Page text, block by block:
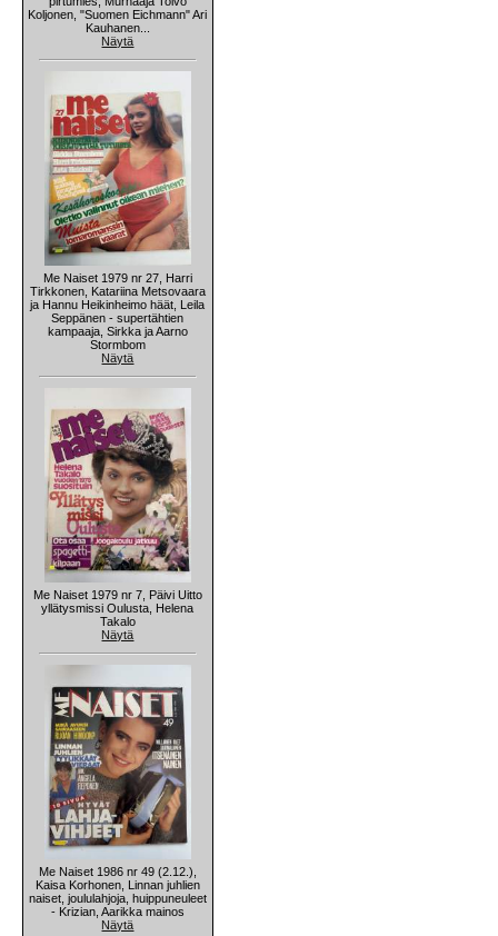
Koljonen, "Suomen Eichmann" Ari
Kauhanen...
Näytä
Me Naiset 1979 nr 27, Harri
Tirkkonen, Katariina Metsovaara
ja Hannu Heikinheimo häät, Leila
Seppänen - supertähtien
kampaaja, Sirkka ja Aarno
Stormbom
Näytä
Me Naiset 1979 nr 7, Päivi Uitto
yllätysmissi Oulusta, Helena
Takalo
Näytä
Me Naiset 1986 nr 49 (2.12.),
Kaisa Korhonen, Linnan juhlien
naiset, joululahjoja, huippuneuleet
- Krizian, Aarikka mainos
Näytä